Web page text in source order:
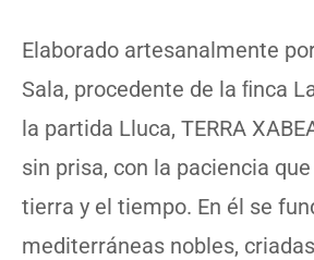
Elaborado artesanalmente
Sala, procedente de la ﬁnca
la partida Lluca, TERRA
sin prisa, con la paciencia
tierra y el tiempo. En él se
mediterráneas nobles,